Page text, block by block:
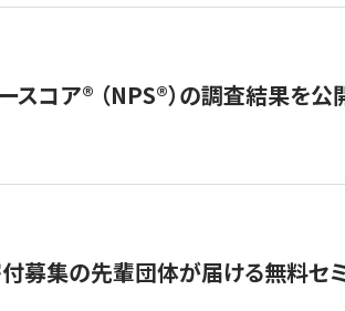
コア®︎ （NPS®︎）の調査結果を公
付募集の先輩団体が届ける無料セ